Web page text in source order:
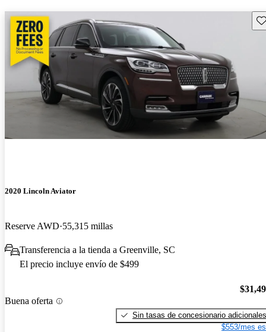
2020 Lincoln Aviator
Reserve AWD 55,315 millas
Transferencia a la tienda a Greenville, SC
El precio incluye envío de $499
Buena oferta
Sin tasas de concesionario adicionales
$553/mes